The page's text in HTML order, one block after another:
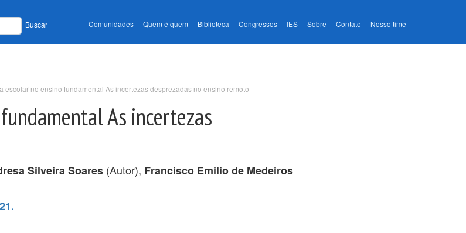
Buscar Comunidades Quem é quem Biblioteca Congressos IES Sobre Contato Nosso time
escolar no ensino fundamental As incertezas desprezadas no ensino remoto
As incertezas
Silveira Soares (Autor), Francisco Emilio de Medeiros